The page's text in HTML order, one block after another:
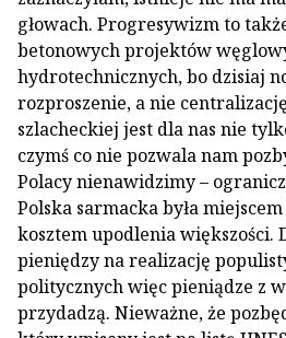
głowach. Progresywizm to
betonowych projektów
hydrotechnicznych, bo dzisiaj
rozproszenie, a nie
szlacheckiej jest dla nas nie
czymś co nie pozwala nam
Polacy nienawidzimy –
Polska sarmacka była
kosztem upodlenia większości.
pieniędzy na realizację
politycznych więc pieniądze z
przydadzą. Nieważne, że